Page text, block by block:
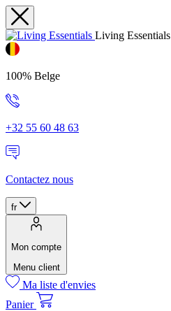
Living Essentials
100% Belge
+32 55 60 48 63
Contactez nous
fr
Mon compte
Menu client
Ma liste d'envies
Panier